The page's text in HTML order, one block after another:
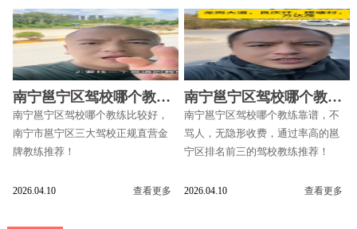
南宁邕宁区驾校哪个教练
比较好
南宁邕宁区驾校哪个教练比较好，
南宁市邕宁区三大驾校正规直营金
牌教练推荐！
2026.04.10 查看更多
南宁邕宁区驾校哪个教练
靠谱
南宁邕宁区驾校哪个教练靠谱，不
骂人，无隐形收费，通过率高的邕
宁区排名前三的驾校教练推荐！
2026.04.10 查看更多